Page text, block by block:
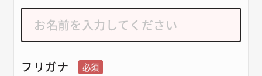
フリガナ 必須